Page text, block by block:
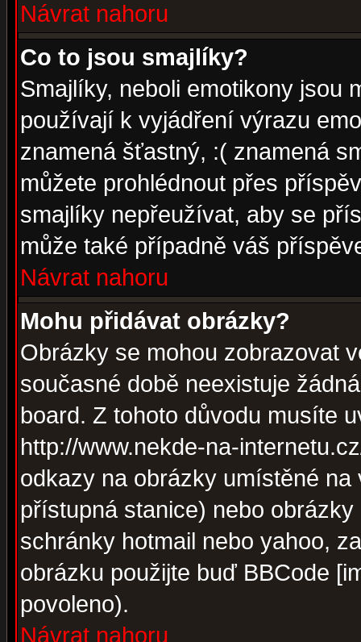
Návrat nahoru
Co to jsou smajlíky?
Smajlíky, neboli emotikony jsou
používají k vyjádření výrazu
znamená šťastný, :( znamená
můžete prohlédnout přes
smajlíky nepřeužívat, aby se
může také případně váš
Návrat nahoru
Mohu přidávat obrázky?
Obrázky se mohou zobrazovat
současné době neexistuje
board. Z tohoto důvodu musíte
http://www.nekde-na-
odkazy na obrázky umístěné
přístupná stanice) nebo
schránky hotmail nebo yahoo,
obrázku použijte buď BBCode
povoleno).
Návrat nahoru